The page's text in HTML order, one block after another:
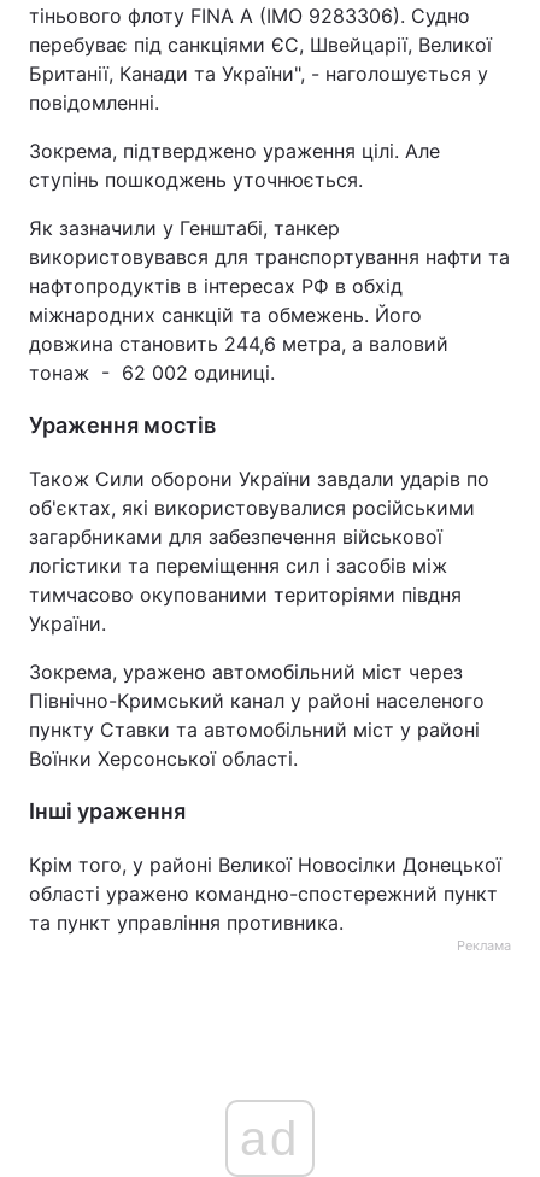
тіньового флоту FINA A (IMO 9283306). Судно
перебуває під санкціями ЄС, Швейцарії, Великої
Британії, Канади та України", - наголошується у
повідомленні.
Зокрема, підтверджено ураження цілі. Але
ступінь пошкоджень уточнюється.
Як зазначили у Генштабі, танкер
використовувався для транспортування нафти та
нафтопродуктів в інтересах РФ в обхід
міжнародних санкцій та обмежень. Його
довжина становить 244,6 метра, а валовий
тонаж - 62 002 одиниці.
Ураження мостів
Також Сили оборони України завдали ударів по
об'єктах, які використовувалися російськими
загарбниками для забезпечення військової
логістики та переміщення сил і засобів між
тимчасово окупованими територіями півдня
України.
Зокрема, уражено автомобільний міст через
Північно-Кримський канал у районі населеного
пункту Ставки та автомобільний міст у районі
Воїнки Херсонської області.
Інші ураження
Крім того, у районі Великої Новосілки Донецької
області уражено командно-спостережний пункт
та пункт управління противника.
Реклама
ad